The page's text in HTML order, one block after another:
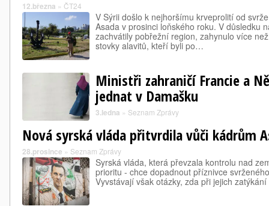
12.března » ČT24
V Sýrii došlo k nejhoršímu krveprolití od
Asada v prosinci loňského roku. V důsledku
zachvátily pobřežní region, zahynulo více
stovky alavitů, kteří byli po…
Ministři zahraničí Francie a
jednat v Damašku
3.ledna » Seznam Zprávy
Nová syrská vláda přitvrdila vůči kádrům
28.prosince » Seznam Zprávy
Syrská vláda, která převzala kontrolu nad
prioritu - chce dopadnout příznivce
Vyvstávají však otázky, zda při jejich